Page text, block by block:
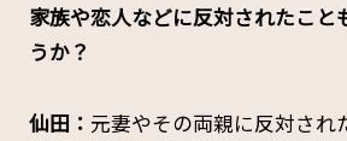
――家族や恋人などに反対されたこ
うか？
仙田： 元妻やその両親に反対され